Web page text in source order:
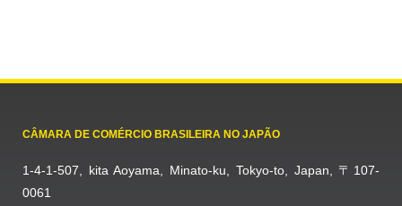
CÂMARA DE COMÉRCIO BRASILEIRA NO JAPÃO
1-4-1-507, kita Aoyama, Minato-ku, Tokyo-to, Japan, 〒107-
0061